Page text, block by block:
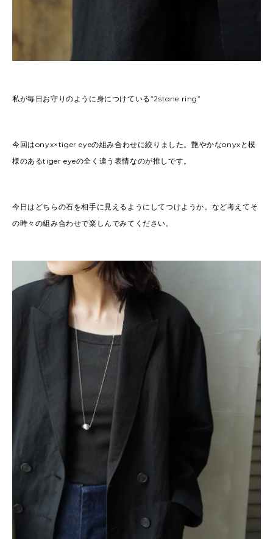
私が毎日お守りのように身につけている”2stone ring”
今回はonyx×tiger eyeの組み合わせに絞りました。艶やかなonyxと模
様のあるtiger eyeの全く違う表情なのが推しです。
今日はどちらの石を相手に見えるようにしてつけようか。など考えてそ
の時々の組み合わせで楽しんでみてください。